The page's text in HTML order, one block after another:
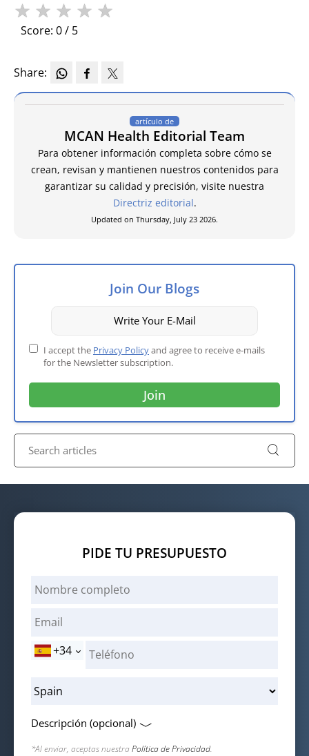
★ ★ ★ ★ ★
Score: 0 / 5
Share:
artículo de
MCAN Health Editorial Team
Para obtener información completa sobre cómo se
crean, revisan y mantienen nuestros contenidos para
garantizar su calidad y precisión, visite nuestra
Directriz editorial.
Updated on Thursday, July 23 2026.
Join Our Blogs
I accept the Privacy Policyand agree to receive e-mails
for the Newsletter subscription.
PIDE TU PRESUPUESTO
+34
Descripción (opcional)
*Al enviar, aceptas nuestraPolítica de Privacidad.